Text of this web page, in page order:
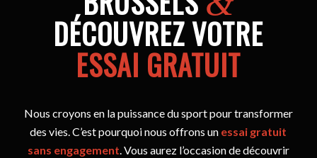
DÉCOUVREZ VOTRE
ESSAI GRATUIT
Nous croyons en la puissance du sport pour transformer
des vies. C’est pourquoi nous offrons un essai gratuit
sans engagement. Vous aurez l’occasion de découvrir